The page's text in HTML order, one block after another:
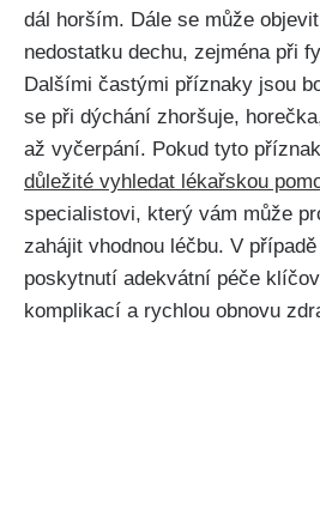
dál horším. Dále se může
nedostatku‍ dechu, zejména při
Dalšími častými příznaky ⁢jsou
se ⁣při dýchání zhoršuje,
až vyčerpání. Pokud tyto
důležité vyhledat lékařskou‍
specialistovi, který vám může
zahájit vhodnou léčbu. V
poskytnutí ‌adekvátní péče
komplikací a rychlou obnovu